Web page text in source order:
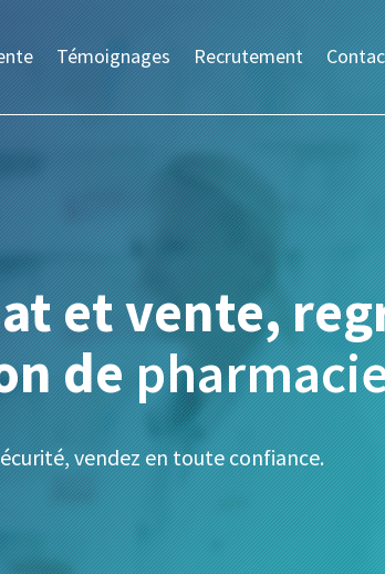
Témoignages Recrutement
et vente,
de
vendez en toute confiance.